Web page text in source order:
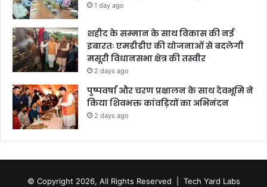
1 day ago
शहीद के सम्मान के साथ विकास की नई
इबारतः एमडीडीए की योजनाओं से बदलेगी
मसूरी विधानसभा क्षेत्र की तस्वीर
2 days ago
पुष्पवर्षा और चरण प्रक्षालन के साथ देवभूमि ने
किया शिवभक्त कांवड़ियों का अभिनंदन
2 days ago
© Copyright 2026, All Rights Reserved | Tech Yard Labs